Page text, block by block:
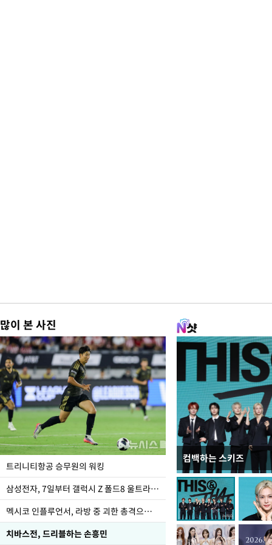
많이 본 사진
트리니티항공 승무원의 워킹
삼성전자, 7일부터 갤럭시 Z 폴드8 울트라·폴드8·플립8 출시
멕시코 인플루언서, 라방 중 괴한 총격으로 사망
치바스전, 드리블하는 손흥민
컴백하는 스키즈
입추 하루 앞둔 전남
폭염